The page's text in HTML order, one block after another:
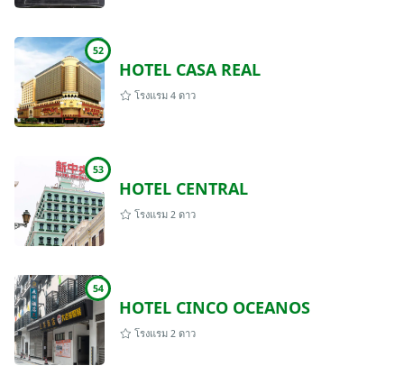
52
HOTEL CASA REAL
โรงแรม 4 ดาว
53
HOTEL CENTRAL
โรงแรม 2 ดาว
54
HOTEL CINCO OCEANOS
โรงแรม 2 ดาว